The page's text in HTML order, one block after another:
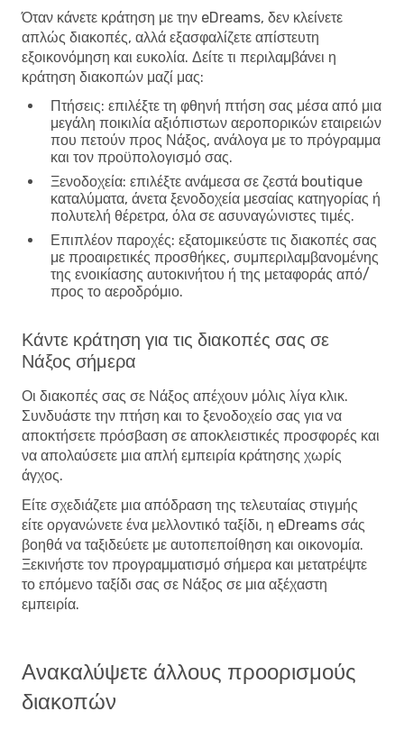
Όταν κάνετε κράτηση με την eDreams, δεν κλείνετε
απλώς διακοπές, αλλά εξασφαλίζετε απίστευτη
εξοικονόμηση και ευκολία. Δείτε τι περιλαμβάνει η
κράτηση διακοπών μαζί μας:
Πτήσεις: επιλέξτε τη φθηνή πτήση σας μέσα από μια
μεγάλη ποικιλία αξιόπιστων αεροπορικών εταιρειών
που πετούν προς Νάξος, ανάλογα με το πρόγραμμα
και τον προϋπολογισμό σας.
Ξενοδοχεία: επιλέξτε ανάμεσα σε ζεστά boutique
καταλύματα, άνετα ξενοδοχεία μεσαίας κατηγορίας ή
πολυτελή θέρετρα, όλα σε ασυναγώνιστες τιμές.
Επιπλέον παροχές: εξατομικεύστε τις διακοπές σας
με προαιρετικές προσθήκες, συμπεριλαμβανομένης
της ενοικίασης αυτοκινήτου ή της μεταφοράς από/
προς το αεροδρόμιο.
Κάντε κράτηση για τις διακοπές σας σε
Νάξος σήμερα
Οι διακοπές σας σε Νάξος απέχουν μόλις λίγα κλικ.
Συνδυάστε την πτήση και το ξενοδοχείο σας για να
αποκτήσετε πρόσβαση σε αποκλειστικές προσφορές και
να απολαύσετε μια απλή εμπειρία κράτησης χωρίς
άγχος.
Είτε σχεδιάζετε μια απόδραση της τελευταίας στιγμής
είτε οργανώνετε ένα μελλοντικό ταξίδι, η eDreams σάς
βοηθά να ταξιδεύετε με αυτοπεποίθηση και οικονομία.
Ξεκινήστε τον προγραμματισμό σήμερα και μετατρέψτε
το επόμενο ταξίδι σας σε Νάξος σε μια αξέχαστη
εμπειρία.
Ανακαλύψετε άλλους προορισμούς
διακοπών